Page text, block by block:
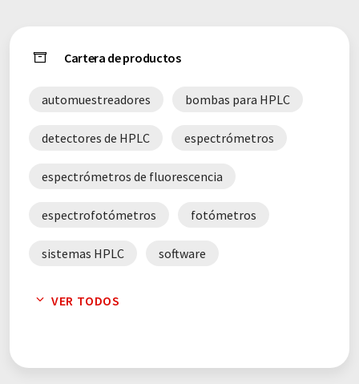
Cartera de productos
automuestreadores bombas para HPLC
detectores de HPLC espectrómetros
espectrómetros de fluorescencia
espectrofotómetros fotómetros
sistemas HPLC software
VER TODOS